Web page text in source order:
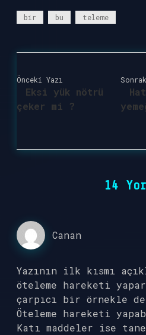
bir bu teleme
Önceki Yazı
Eksi yük nötrü
çeker mi ?
14
Canan
Yazının ilk kısmı
öteleme hareketi
çarpıcı bir örnekle
Öteleme hareketi
Katı maddeler ise